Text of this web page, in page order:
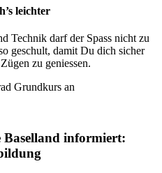
leichter
Technik darf der Spass nicht zu
geschult, damit Du dich sicher
zu geniessen.
Grundkurs an
informiert: